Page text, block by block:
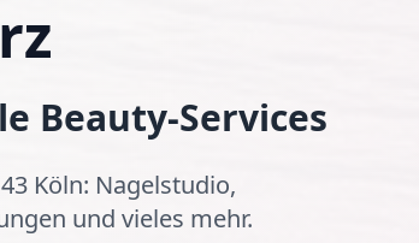
Beauty-Services
Köln: Nagelstudio,
und vieles mehr.